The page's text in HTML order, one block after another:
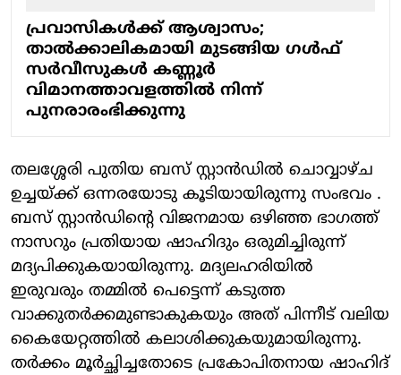
പ്രവാസികൾക്ക് ആശ്വാസം;
താൽക്കാലികമായി മുടങ്ങിയ ഗൾഫ്
സർവീസുകൾ കണ്ണൂർ
വിമാനത്താവളത്തിൽ നിന്ന്
പുനരാരംഭിക്കുന്നു
തലശ്ശേരി പുതിയ ബസ് സ്റ്റാൻഡിൽ ചൊവ്വാഴ്ച
ഉച്ചയ്ക്ക് ഒന്നരയോടു കൂടിയായിരുന്നു സംഭവം .
ബസ് സ്റ്റാൻഡിന്റെ വിജനമായ ഒഴിഞ്ഞ ഭാഗത്ത്
നാസറും പ്രതിയായ ഷാഹിദും ഒരുമിച്ചിരുന്ന്
മദ്യപിക്കുകയായിരുന്നു. മദ്യലഹരിയിൽ
ഇരുവരും തമ്മിൽ പെട്ടെന്ന് കടുത്ത
വാക്കുതർക്കമുണ്ടാകുകയും അത് പിന്നീട് വലിയ
കൈയേറ്റത്തിൽ കലാശിക്കുകയുമായിരുന്നു.
തർക്കം മൂർച്ഛിച്ചതോടെ പ്രകോപിതനായ ഷാഹിദ്